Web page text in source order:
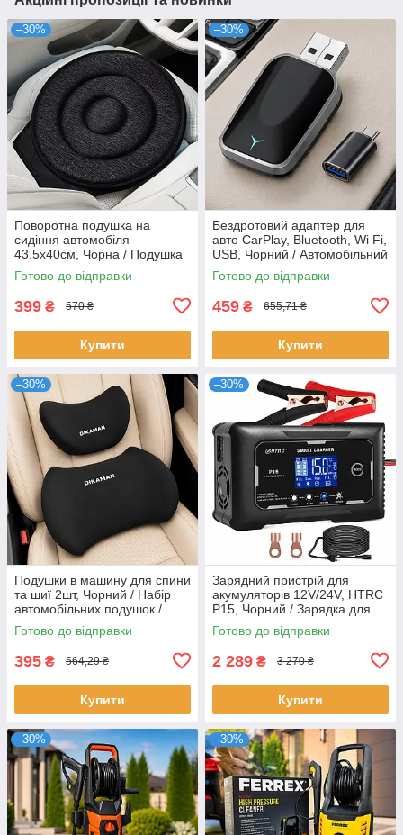
–30%
Поворотна подушка на
сидіння автомобіля
43.5х40см, Чорна / Подушка
в машину на сидіння /
Подушка для сидіння в авто
Готово до відправки
399 ₴ 570 ₴
Купити
–30%
Бездротовий адаптер для
авто CarPlay, Bluetooth, Wi Fi,
USB, Чорний / Автомобільний
адаптер / Карплей в машину
/ Автоадаптер
Готово до відправки
459 ₴ 655,71 ₴
Купити
–30%
Подушки в машину для спини
та шиї 2шт, Чорний / Набір
автомобільних подушок /
Автоподушки
Готово до відправки
395 ₴ 564,29 ₴
Купити
–30%
Зарядний пристрій для
акумуляторів 12V/24V, HTRC
P15, Чорний / Зарядка для
акумулятора авто
Готово до відправки
2 289 ₴ 3 270 ₴
Купити
–30% –30%